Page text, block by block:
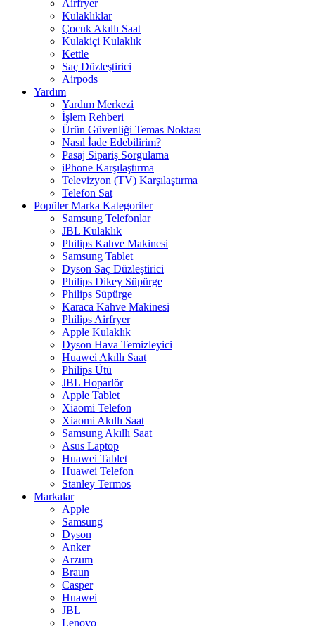
Airfryer
Kulaklıklar
Çocuk Akıllı Saat
Kulakiçi Kulaklık
Kettle
Saç Düzleştirici
Airpods
Yardım
Yardım Merkezi
İşlem Rehberi
Ürün Güvenliği Temas Noktası
Nasıl İade Edebilirim?
Pasaj Sipariş Sorgulama
iPhone Karşılaştırma
Televizyon (TV) Karşılaştırma
Telefon Sat
Popüler Marka Kategoriler
Samsung Telefonlar
JBL Kulaklık
Philips Kahve Makinesi
Samsung Tablet
Dyson Saç Düzleştirici
Philips Dikey Süpürge
Philips Süpürge
Karaca Kahve Makinesi
Philips Airfryer
Apple Kulaklık
Dyson Hava Temizleyici
Huawei Akıllı Saat
Philips Ütü
JBL Hoparlör
Apple Tablet
Xiaomi Telefon
Xiaomi Akıllı Saat
Samsung Akıllı Saat
Asus Laptop
Huawei Tablet
Huawei Telefon
Stanley Termos
Markalar
Apple
Samsung
Dyson
Anker
Arzum
Braun
Casper
Huawei
JBL
Lenovo